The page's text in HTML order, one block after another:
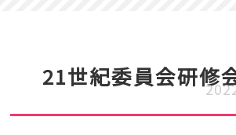
21世紀委員会研修